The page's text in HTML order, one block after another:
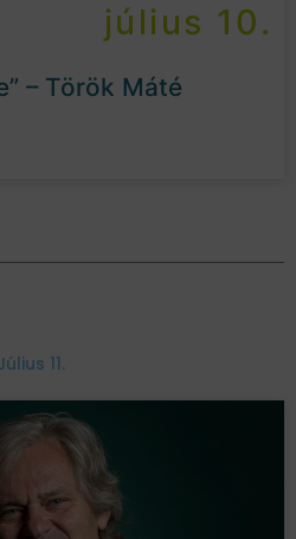
július 10.
– Török Máté
11.